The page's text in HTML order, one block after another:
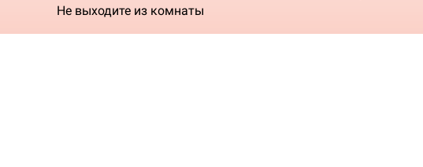
Не выходите из комнаты